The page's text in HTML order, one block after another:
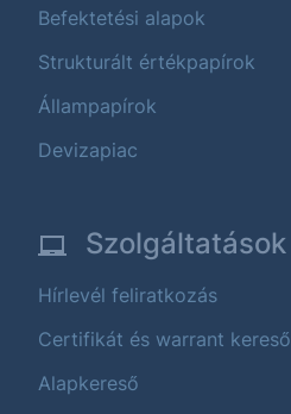
Befektetési alapok
Strukturált értékpapírok
Állampapírok
Devizapiac
Szolgáltatások
Hírlevél feliratkozás
Certifikát és warrant kereső
Alapkereső